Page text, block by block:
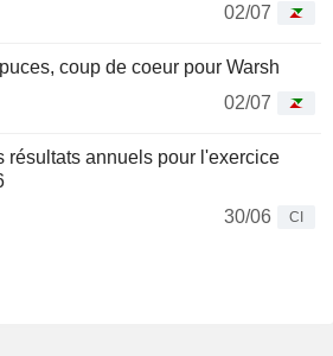
02/07
coup de coeur pour Warsh
02/07
résultats annuels pour l'exercice
30/06
CI